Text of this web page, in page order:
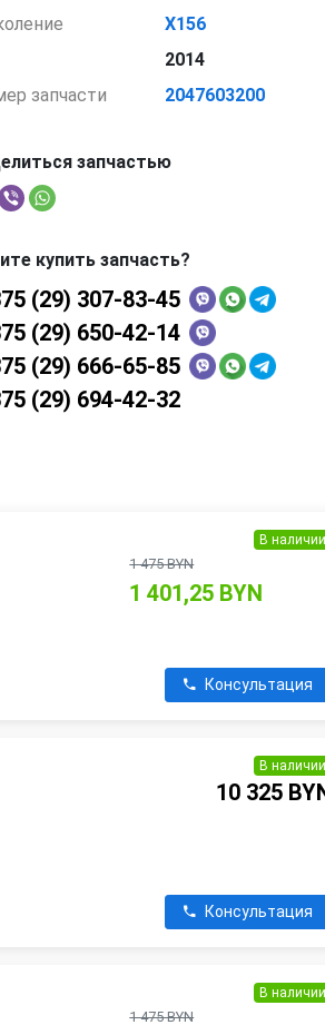
X156
2014
запчасти
2047603200
запчастью
купить запчасть?
(29) 307-83-45
(29) 650-42-14
(29) 666-65-85
(29) 694-42-32
В наличии
1 475 BYN
1 401,25 BYN
Консультация
В наличии
10 325
Консультация
В наличии
1 475 BYN